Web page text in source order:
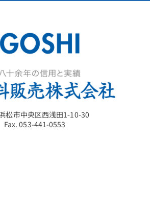
松市中央区西浅田1-10-30
053-441-0553